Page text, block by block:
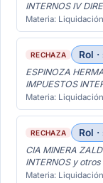
INTERNOS IV
Materia: Liquidación
RECHAZA Rol
ESPINOZA
IMPUESTOS
Materia: Liquidación
RECHAZA Rol
CIA MINERA
INTERNOS y otros
Materia: Liquidación